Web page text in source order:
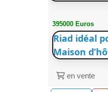
395000 Euros
Riad idéal
Maison
en vente